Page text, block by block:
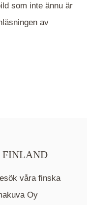
område och
finns just här.
som inte ännu är
av
FINLAND
våra finska
Oy